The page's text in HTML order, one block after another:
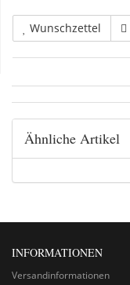
Wunschzettel
Ähnliche Artikel
INFORMATIONEN
Versandinformationen